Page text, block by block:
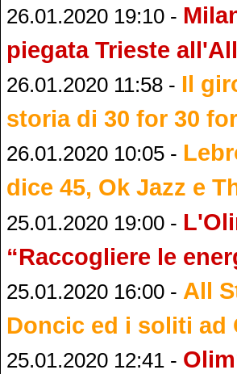
26.01.2020 19:10 -
piegata Trieste
26.01.2020 11:58 - Il
storia di 30 for 30
26.01.2020 10:05 -
dice 45, Ok Jazz e
25.01.2020 19:00 -
“Raccogliere le
25.01.2020 16:00 - All
Doncic ed i soliti ad
25.01.2020 12:41 -